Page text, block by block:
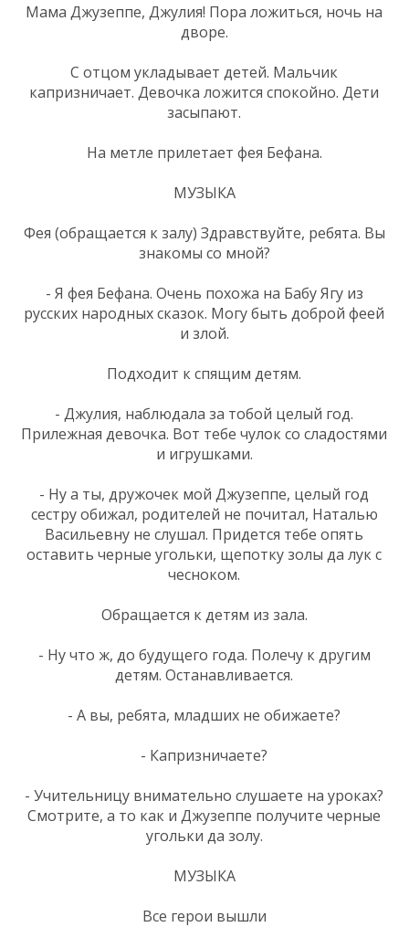
Мама Джузеппе, Джулия! Пора ложиться, ночь на
дворе.
С отцом укладывает детей. Мальчик
капризничает. Девочка ложится спокойно. Дети
засыпают.
На метле прилетает фея Бефана.
МУЗЫКА
Фея (обращается к залу) Здравствуйте, ребята. Вы
знакомы со мной?
- Я фея Бефана. Очень похожа на Бабу Ягу из
русских народных сказок. Могу быть доброй феей
и злой.
Подходит к спящим детям.
- Джулия, наблюдала за тобой целый год.
Прилежная девочка. Вот тебе чулок со сладостями
и игрушками.
- Ну а ты, дружочек мой Джузеппе, целый год
сестру обижал, родителей не почитал, Наталью
Васильевну не слушал. Придется тебе опять
оставить черные угольки, щепотку золы да лук с
чесноком.
Обращается к детям из зала.
- Ну что ж, до будущего года. Полечу к другим
детям. Останавливается.
- А вы, ребята, младших не обижаете?
- Капризничаете?
- Учительницу внимательно слушаете на уроках?
Смотрите, а то как и Джузеппе получите черные
угольки да золу.
МУЗЫКА
Все герои вышли